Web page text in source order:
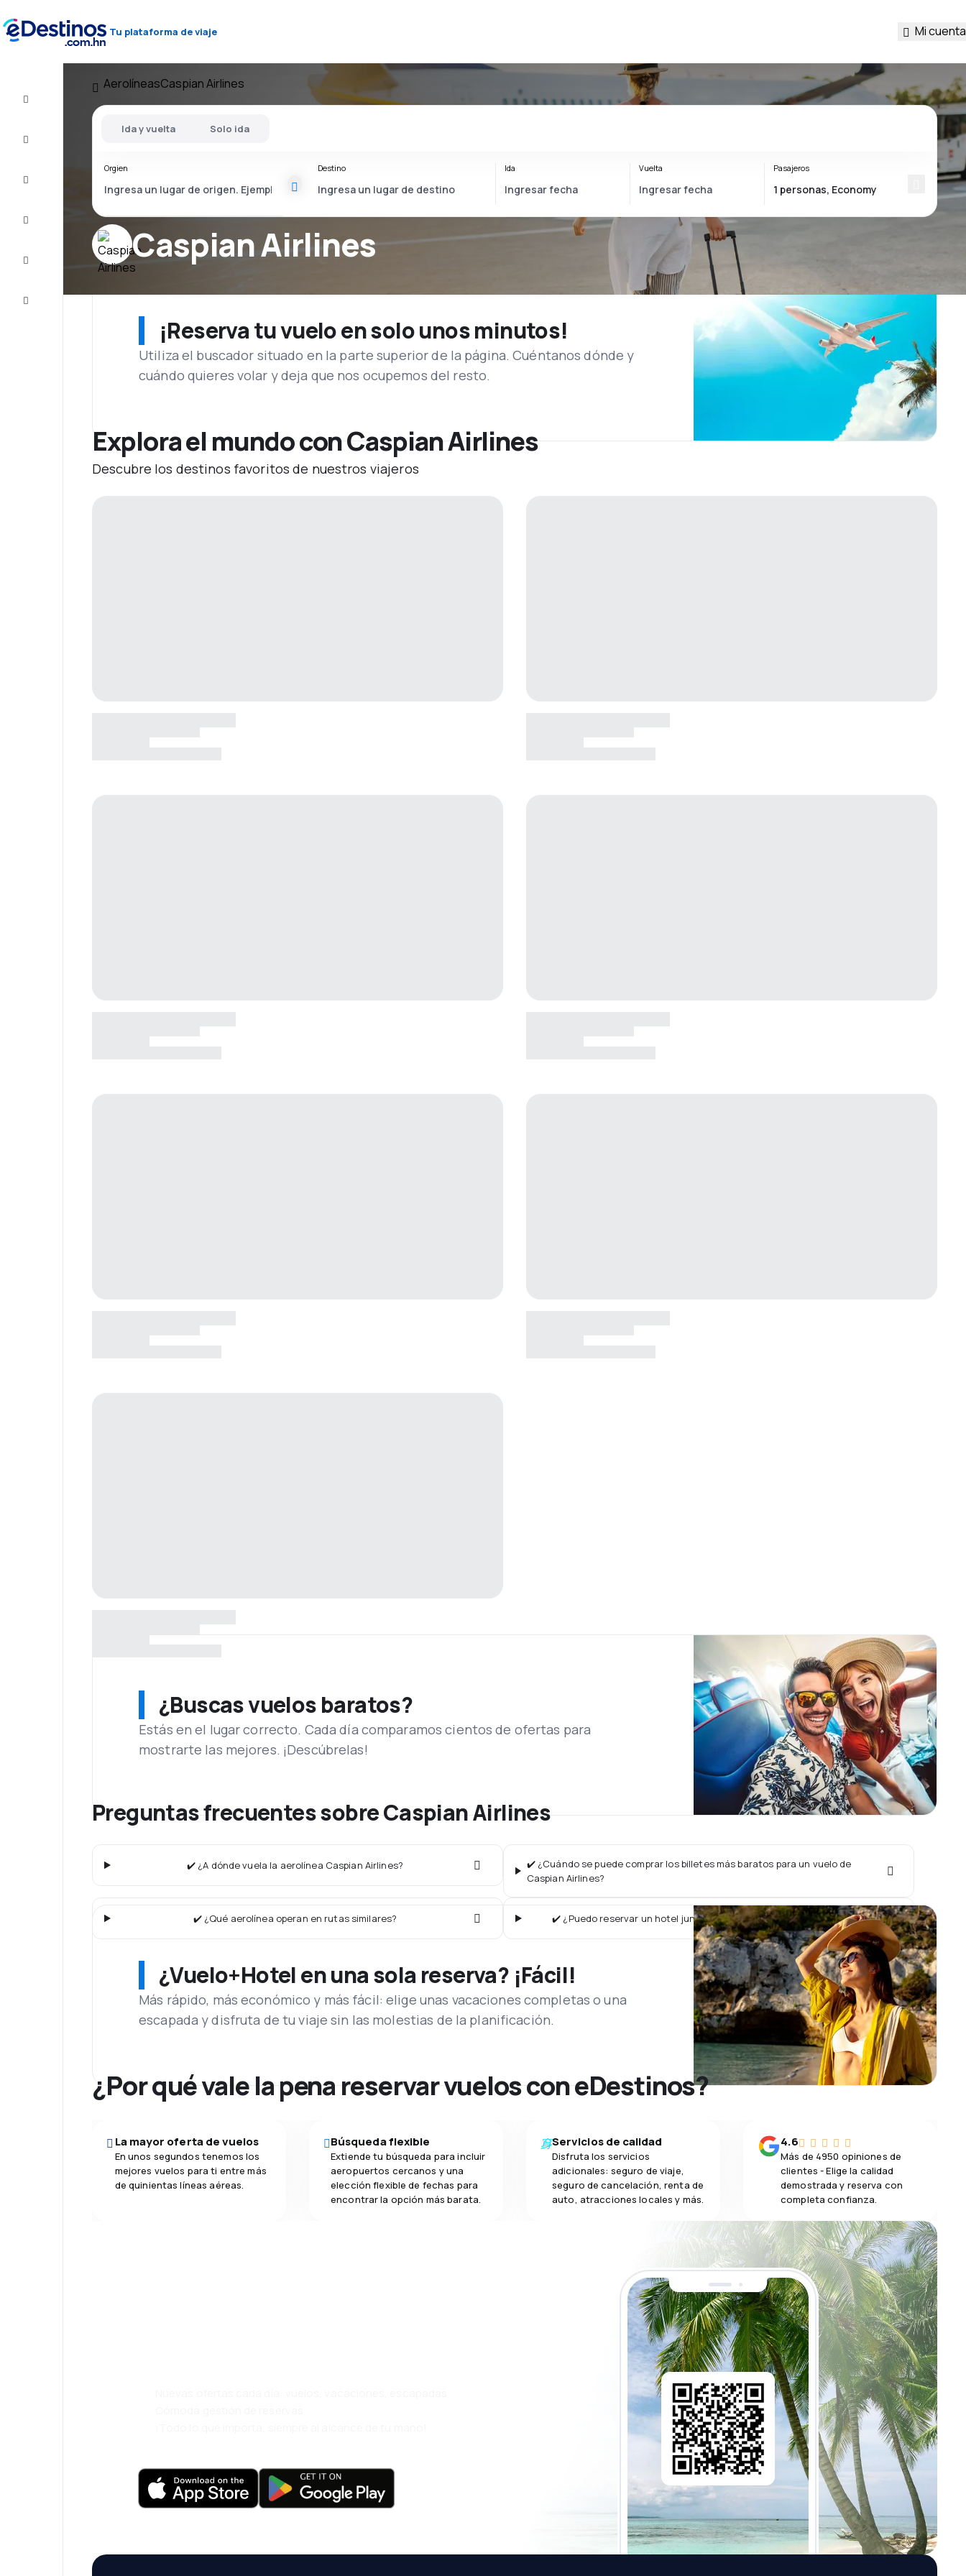
Tu plataforma de viaje Mi cuenta
Atención
AerolíneasCaspian Airlines
Caspian Airlines
Ida y vuelta Solo ida
Orgien Destino Ida Vuelta Pasajeros
¡Reserva tu vuelo en solo unos minutos!
Utiliza el buscador situado en la parte superior de la página. Cuéntanos dónde y
cuándo quieres volar y deja que nos ocupemos del resto.
Explora el mundo con Caspian Airlines
Descubre los destinos favoritos de nuestros viajeros
¿Buscas vuelos baratos?
Estás en el lugar correcto. Cada día comparamos cientos de ofertas para
mostrarte las mejores. ¡Descúbrelas!
Preguntas frecuentes sobre Caspian Airlines
✔️ ¿A dónde vuela la aerolínea Caspian Airlines?
✔️ ¿Cuándo se puede comprar los billetes más baratos para un vuelo de
Caspian Airlines?
✔️ ¿Qué aerolínea operan en rutas similares? ✔️ ¿Puedo reservar un hotel junto con un vuelo de Caspian Airlines?
¿Vuelo+Hotel en una sola reserva? ¡Fácil!
Más rápido, más económico y más fácil: elige unas vacaciones completas o una
escapada y disfruta de tu viaje sin las molestias de la planificación.
¿Por qué vale la pena reservar vuelos con eDestinos?
La mayor oferta de vuelos
En unos segundos tenemos los
mejores vuelos para ti entre más
de quinientas líneas aéreas.
Búsqueda flexible
Extiende tu búsqueda para incluir
aeropuertos cercanos y una
elección flexible de fechas para
encontrar la opción más barata.
Servicios de calidad
Disfruta los servicios
adicionales: seguro de viaje,
seguro de cancelación, renta de
auto, atracciones locales y más.
4.6
Más de 4950 opiniones de
clientes - Elige la calidad
demostrada y reserva con
completa confianza.